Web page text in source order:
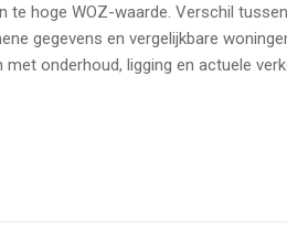
hoge WOZ-waarde. Verschil
gegevens en vergelijkbare
onderhoud, ligging en actuele